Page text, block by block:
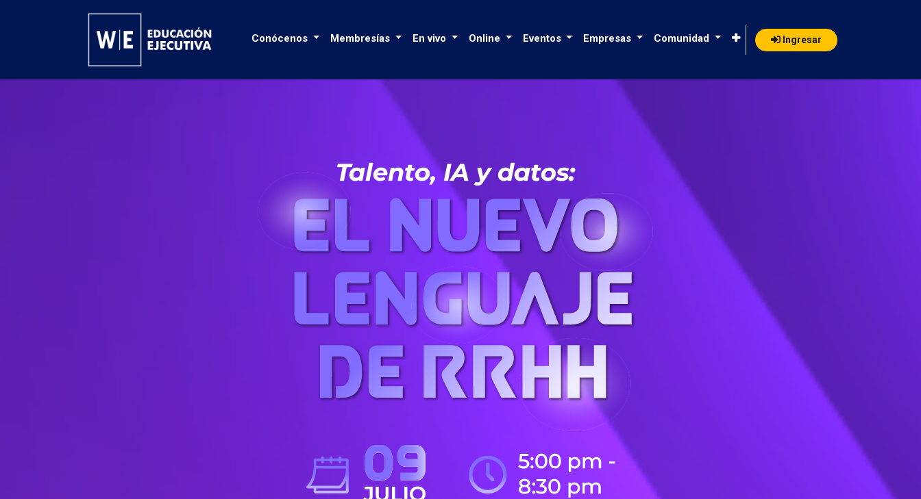
Conócenos Membresías En vivo Online Eventos Empresas Comunidad Ingresar